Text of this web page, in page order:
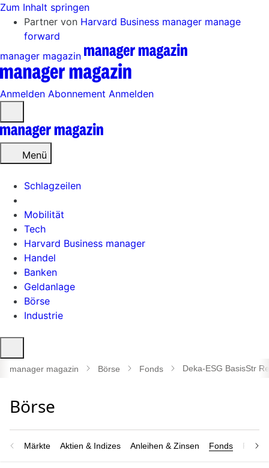
Zum Inhalt springen
Partner von Harvard Business manager manage
forward
manager magazin
Anmelden Abonnement Anmelden
öffnen
Menü
Schlagzeilen
Mobilität
Tech
Harvard Business manager
Handel
Banken
Geldanlage
Börse
Industrie
öffnen
manager magazin Börse Fonds Deka-ESG BasisStr
Märkte Aktien & Indizes Anleihen & Zinsen Fonds